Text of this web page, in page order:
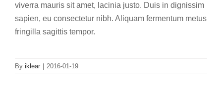
viverra mauris sit amet, lacinia justo. Duis in dignissim
sapien, eu consectetur nibh. Aliquam fermentum metus
fringilla sagittis tempor.
By iklear | 2016-01-19